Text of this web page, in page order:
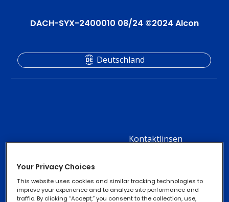
DACH-SYX-2400010 08/24 ©2024 Alcon
Footer
2
-
Kontaktlinsen
Deutschland
Your Privacy Choices
This website uses cookies and similar tracking technologies to
improve your experience and to analyze site performance and
traffic. By clicking “Accept,” you consent to the collection, use,